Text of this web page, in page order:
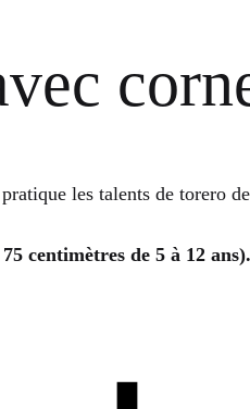
les talents de torero
centimètres de 5 à 12 ans).